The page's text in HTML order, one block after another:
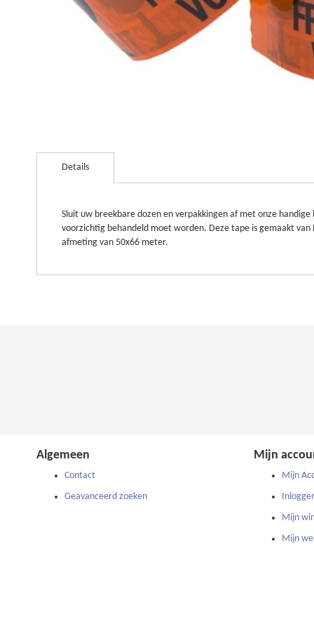
naar
afbeeldingen-
Details
Sluit uw breekbare dozen en verpakkingen af met onze
voorzichtig behandeld moet worden. Deze tape is gemaakt
afmeting van 50x66 meter.
Algemeen
Contact
Geavanceerd zoeken
Mijn
Mijn
Mijn
Mijn